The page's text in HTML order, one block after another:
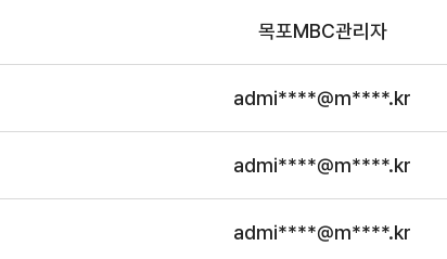
목포MBC관리자
admi****@m****.kr
admi****@m****.kr
admi****@m****.kr